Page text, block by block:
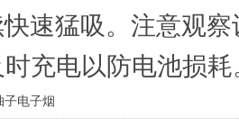
速猛吸。注意观
充电以防电池损
子电子烟